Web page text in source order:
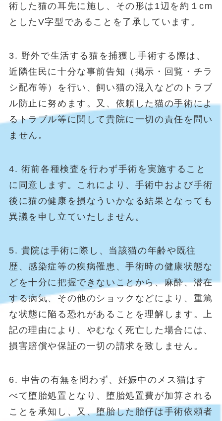
術した猫の耳先に施し、その形は1辺を約１cm
としたV字型であることを了承しています。
3. 野外で生活する猫を捕獲し手術する際は、
近隣住民に十分な事前告知（掲示・回覧・チラ
シ配布等）を行い、飼い猫の混入などのトラブ
ル防止に努めます。又、依頼した猫の手術によ
るトラブル等に関して貴院に一切の責任を問い
ません。
4. 術前各種検査を行わず手術を実施すること
に同意します。これにより、手術中および手術
後に猫の健康を損なういかなる結果となっても
異議を申し立ていたしません。
5. 貴院は手術に際し、当該猫の年齢や既往
歴、感染症等の疾病罹患、手術時の健康状態な
どを十分に把握できないことから、麻酔、潜在
する病気、その他のショックなどにより、重篤
な状態に陥る恐れがあることを理解します。上
記の理由により、やむなく死亡した場合には、
損害賠償や保証の一切の請求を致しません。
6. 申告の有無を問わず、妊娠中のメス猫はす
べて堕胎処置となり、堕胎処置費が加算される
ことを承知し、又、堕胎した胎仔は手術依頼者